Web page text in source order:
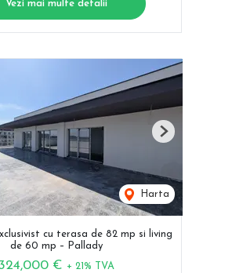
Vezi mai multe detalii
Harta
Next
cu terasa de 82 mp si living
de 60 mp – Pallady
324,000 € + 21% TVA